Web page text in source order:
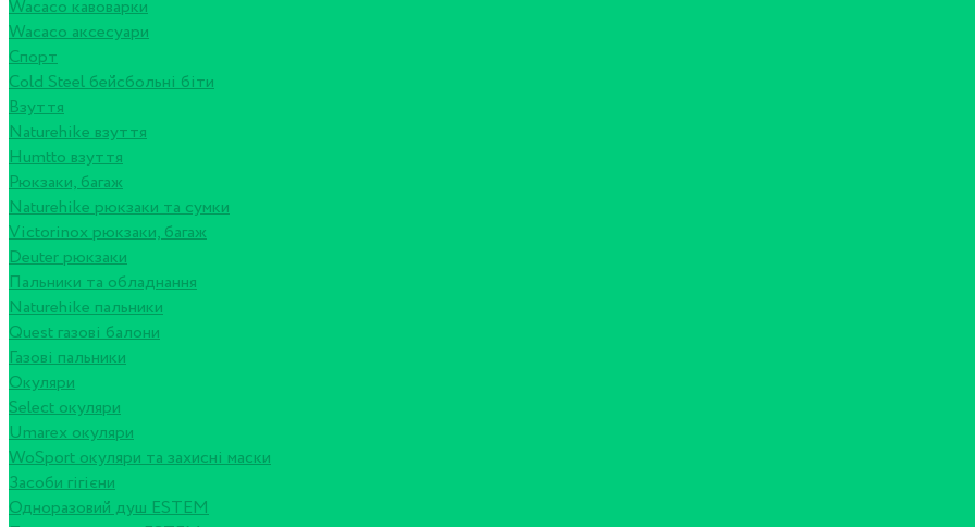
Wacaco кавоварки
Wacaco аксесуари
Спорт
Cold Steel бейсбольні біти
Взуття
Naturehike взуття
Humtto взуття
Рюкзаки, багаж
Naturehike рюкзаки та сумки
Victorinox рюкзаки, багаж
Deuter рюкзаки
Пальники та обладнання
Naturehike пальники
Quest газові балони
Газові пальники
Окуляри
Select окуляри
Umarex окуляри
WoSport окуляри та захисні маски
Засоби гігієни
Одноразовий душ ESTEM